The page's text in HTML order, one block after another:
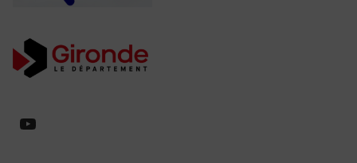
https://www.youtube.com/